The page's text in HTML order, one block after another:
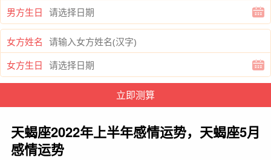
男方生日
女方姓名
女方生日
天蝎座2022年上半年感情运势，天蝎座5月
感情运势